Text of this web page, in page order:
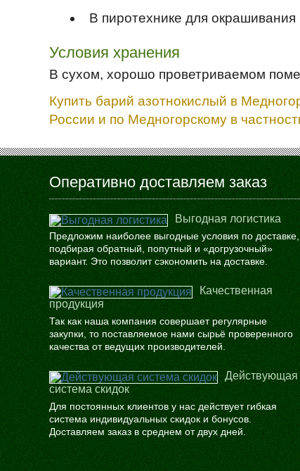
В пиротехнике для
Условия хранения
В сухом, хорошо проветриваемом
Купить барий азотнокислый в
России и по Медногорскому в
Оперативно доставляем заказ
Выгодная логистика
Предложим наиболее выгодные условия по доставке,
подбирая обратный, попутный и «догрузочный»
вариант. Это позволит сэкономить на доставке.
Качественная
продукция
Так как наша компания совершает регулярные
закупки, то поставляемое нами сырьё проверенного
качества от ведущих производителей.
Действующая
система скидок
Для постоянных клиентов у нас действует гибкая
система индивидуальных скидок и бонусов.
Доставляем заказ в среднем от двух дней.